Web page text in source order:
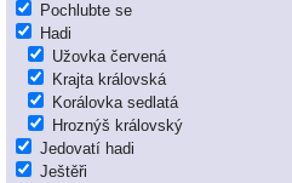
Pochlubte se
Hadi
Užovka červená
Krajta královská
Korálovka sedlatá
Hroznýš královský
Jedovatí hadi
Ještěři